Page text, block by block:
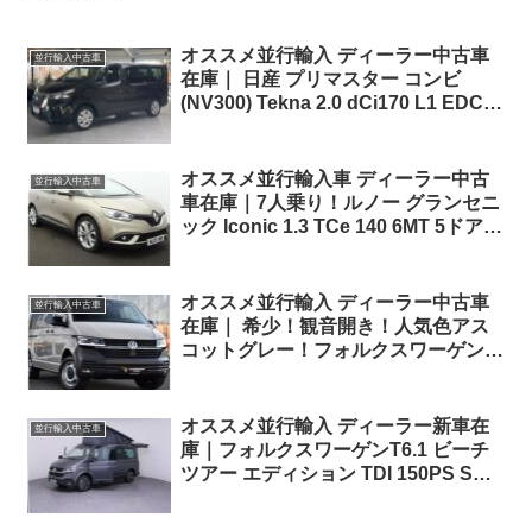
並行輸入中古車
オススメ並行輸入 ディーラー中古車
在庫｜ 日産 プリマスター コンビ
(NV300) Tekna 2.0 dCi170 L1 EDC (8
並行輸入中古車
オススメ並行輸入車 ディーラー中古
車在庫｜7人乗り！ルノー グランセニ
ック Iconic 1.3 TCe 140 6MT 5ドア
並行輸入中古車
オススメ並行輸入 ディーラー中古車
在庫｜ 希少！観音開き！人気色アス
コットグレー！フォルクスワーゲン
並行輸入中古車
オススメ並行輸入 ディーラー新車在
庫｜フォルクスワーゲンT6.1 ビーチ
ツアー エディション TDI 150PS SWB